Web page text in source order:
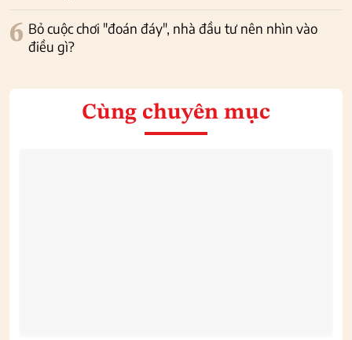
6 Bỏ cuộc chơi "đoán đáy", nhà đầu tư nên nhìn vào
điều gì?
Cùng chuyên mục